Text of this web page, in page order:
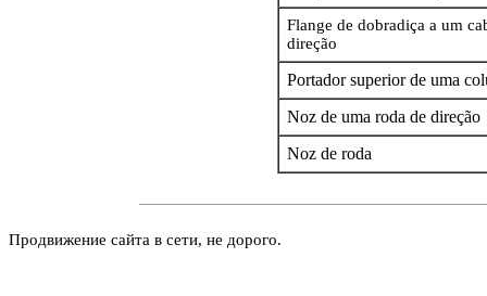
Flange de dobradiça a um
direção
Portador superior de uma
Noz de uma roda de direção
Noz de roda
Продвижение сайта в сети, не дорого.